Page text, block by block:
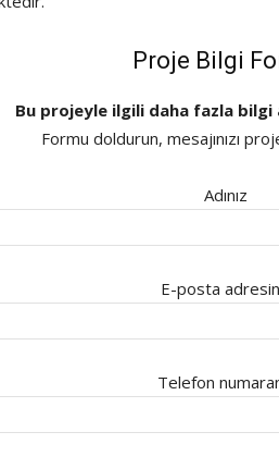
Proje Bilgi
Bu projeyle ilgili daha fazla bilgi
Formu doldurun, mesajınızı
Adınız
E-posta
Telefon